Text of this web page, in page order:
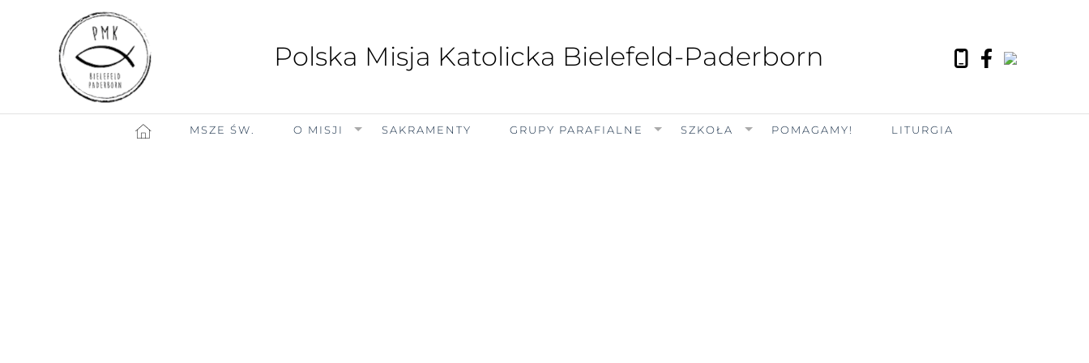
Polska Misja Katolicka Bielefeld-Paderborn
MSZE ŚW. O MISJI SAKRAMENTY GRUPY PARAFIALNE SZKOŁA POMAGAMY! LITURGIA